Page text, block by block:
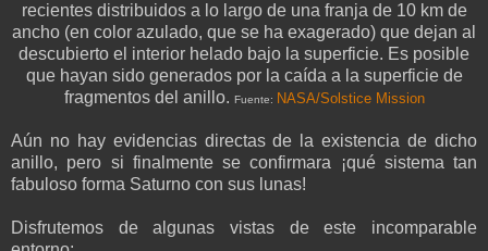
recientes distribuidos a lo largo de una franja de 10 km de
ancho (en color azulado, que se ha exagerado) que dejan al
descubierto el interior helado bajo la superficie. Es posible
que hayan sido generados por la caída a la superficie de
fragmentos del anillo. Fuente: NASA/Solstice Mission
Aún no hay evidencias directas de la existencia de dicho
anillo, pero si finalmente se confirmara ¡qué sistema tan
fabuloso forma Saturno con sus lunas!
Disfrutemos de algunas vistas de este incomparable